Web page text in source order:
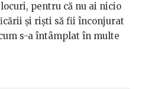
pentru că nu ai nicio
și riști să fii înconjurat
s-a întâmplat în multe